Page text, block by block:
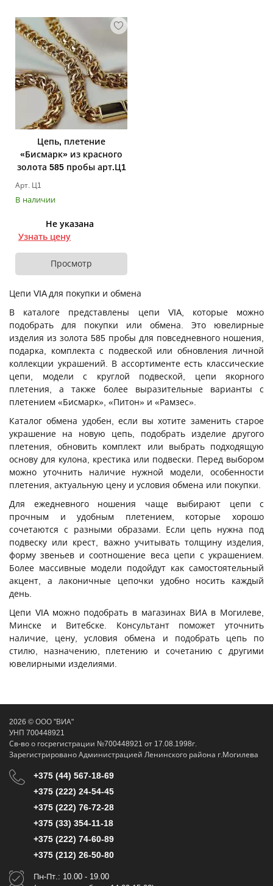
Цепь, плетение
«Бисмарк» из красного
золота 585 пробы арт.Ц1
Арт. Ц1
В наличии
Не указана
Узнать цену
Просмотр
Цепи VIA для покупки и обмена
В каталоге представлены цепи VIA, которые можно
подобрать для покупки или обмена. Это ювелирные
изделия из золота 585 пробы для повседневного ношения,
подарка, комплекта с подвеской или обновления личной
коллекции украшений. В ассортименте есть классические
цепи, модели с круглой подвеской, цепи якорного
плетения, а также более выразительные варианты с
плетением «Бисмарк», «Питон» и «Рамзес».
Каталог обмена удобен, если вы хотите заменить старое
украшение на новую цепь, подобрать изделие другого
плетения, обновить комплект или выбрать подходящую
основу для кулона, крестика или подвески. Перед выбором
можно уточнить наличие нужной модели, особенности
плетения, актуальную цену и условия обмена или покупки.
Для ежедневного ношения чаще выбирают цепи с
прочным и удобным плетением, которые хорошо
сочетаются с разными образами. Если цепь нужна под
подвеску или крест, важно учитывать толщину изделия,
форму звеньев и соотношение веса цепи с украшением.
Более массивные модели подойдут как самостоятельный
акцент, а лаконичные цепочки удобно носить каждый
день.
Цепи VIA можно подобрать в магазинах ВИА в Могилеве,
Минске и Витебске. Консультант поможет уточнить
наличие, цену, условия обмена и подобрать цепь по
стилю, назначению, плетению и сочетанию с другими
ювелирными изделиями.
2026 © ООО "ВИА"
УНП 700448921
Св-во о госрегистрации №700448921 от 17.08.1998г.
Зарегистрировано Администрацией Ленинского района г.Могилева
+375 (44) 567-18-69
+375 (222) 24-54-45
+375 (222) 76-72-28
+375 (33) 354-11-18
+375 (222) 74-60-89
+375 (212) 26-50-80
Пн-Пт.: 10.00 - 19.00